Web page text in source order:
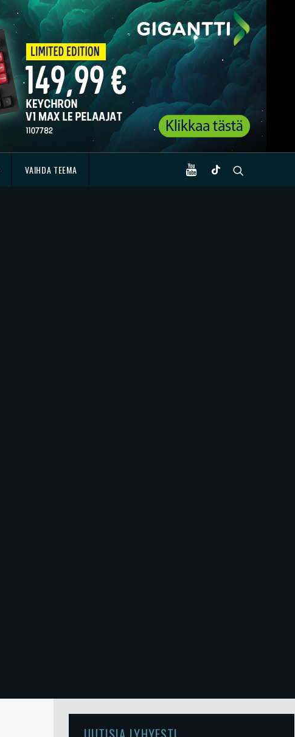
VAIHDA TEEMA